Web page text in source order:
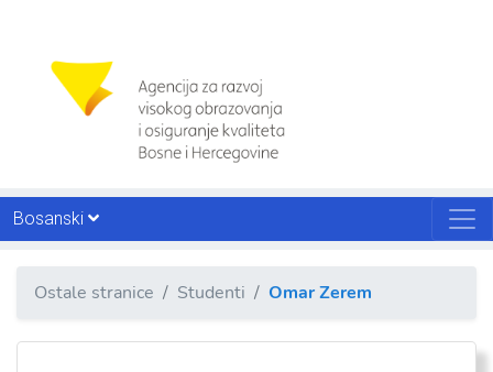
Bosanski
Ostale stranice Studenti Omar Zerem